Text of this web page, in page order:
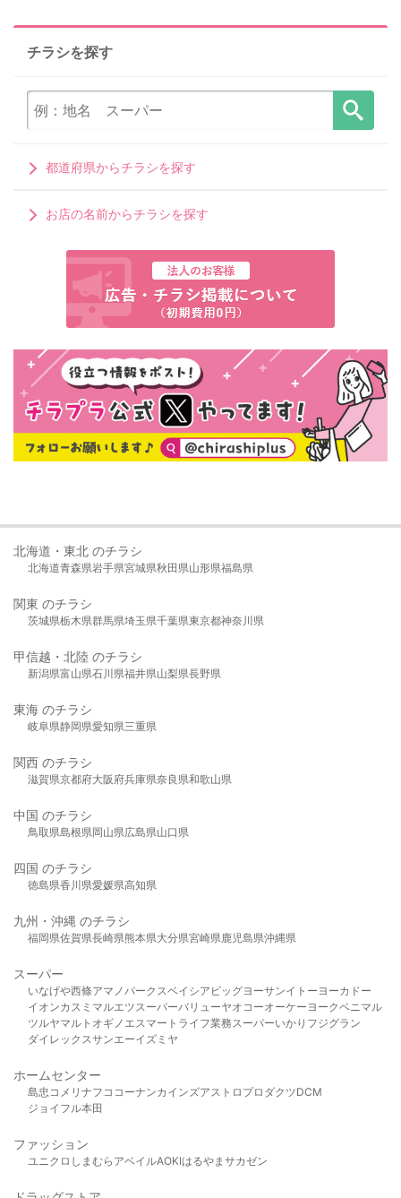
チラシを探す
都道府県からチラシを探す
お店の名前からチラシを探す
北海道・東北 のチラシ
北海道青森県岩手県宮城県秋田県山形県福島県
関東 のチラシ
茨城県栃木県群馬県埼玉県千葉県東京都神奈川県
甲信越・北陸 のチラシ
新潟県富山県石川県福井県山梨県長野県
東海 のチラシ
岐阜県静岡県愛知県三重県
関西 のチラシ
滋賀県京都府大阪府兵庫県奈良県和歌山県
中国 のチラシ
鳥取県島根県岡山県広島県山口県
四国 のチラシ
徳島県香川県愛媛県高知県
九州・沖縄 のチラシ
福岡県佐賀県長崎県熊本県大分県宮崎県鹿児島県沖縄県
スーパー
いなげや西條アマノパークスベイシア ビッグヨーサンイトーヨーカドー
イオンカスミ マルエツスーパーバリューヤオコーオーケー ヨークベニマル
ツルヤマルト オギノ エスマート ライフ業務スーパーいかり フジグラン
ダイレックスサンエーイズミヤ
ホームセンター
島忠 コメリ ナフコ コーナンカインズアストロプロダクツDCM
ジョイフル本田
ファッション
ユニクロ しまむら アベイルAOKIはるやま サカゼン